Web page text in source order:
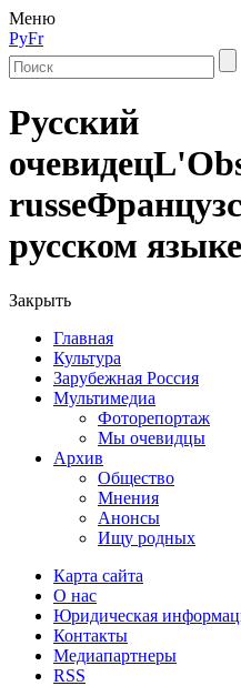
Меню
РуFr
Русский
очевидец
russe
русском языке
Закрыть
Главная
Культура
Зарубежная Россия
Мультимедиа
Фоторепортаж
Мы очевидцы
Архив
Общество
Мнения
Анонсы
Ищу родных
Карта сайта
О нас
Юридическая
Контакты
Медиапартнеры
RSS